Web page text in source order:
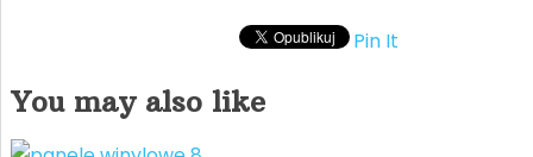
Pin It
You may also like